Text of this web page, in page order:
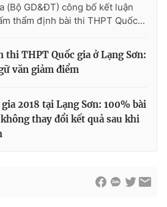
(Bộ GD&ĐT) công bố kết luận
thẩm định bài thi THPT Quốc...
thi THPT Quốc gia ở Lạng Sơn:
văn giảm điểm
2018 tại Lạng Sơn: 100% bài
thay đổi kết quả sau khi